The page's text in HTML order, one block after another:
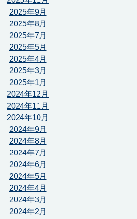
2025年9月
2025年8月
2025年7月
2025年5月
2025年4月
2025年3月
2025年1月
2024年12月
2024年11月
2024年10月
2024年9月
2024年8月
2024年7月
2024年6月
2024年5月
2024年4月
2024年3月
2024年2月